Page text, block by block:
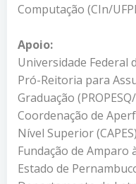
Computação (CIn/
Apoio:
Universidade Federal
Pró-Reitoria para
Graduação
Coordenação de
Nível Superior (CAPES)
Fundação de Amparo
Estado de